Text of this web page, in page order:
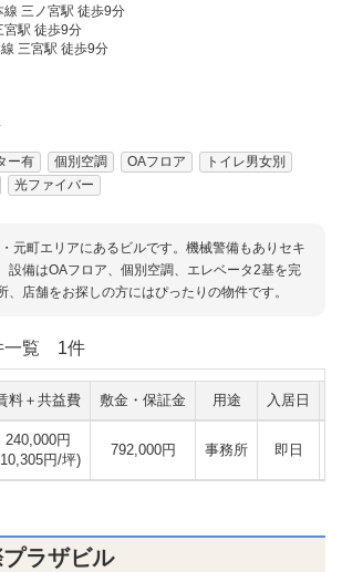
線 三ノ宮駅 徒歩9分
宮駅 徒歩9分
三宮駅 徒歩9分
ー有 個別空調 OAフロア
トイレ男女別
光ファイバー
元町エリアにあるビルです。機械警備もありセキ
設備はOAフロア、個別空調、エレベータ2基を完
、店舗をお探しの方にはぴったりの物件です。
一覧 1件
料＋共益費 敷金・保証金 用途 入居日
240,000円
円/坪)
792,000円 事務所 即日
ラザビル